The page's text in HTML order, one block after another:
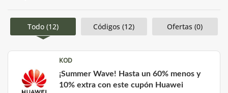
Todo (12) Códigos (12) Ofertas (0)
KOD
¡Summer Wave! Hasta un 60% menos y
10% extra con este cupón Huawei